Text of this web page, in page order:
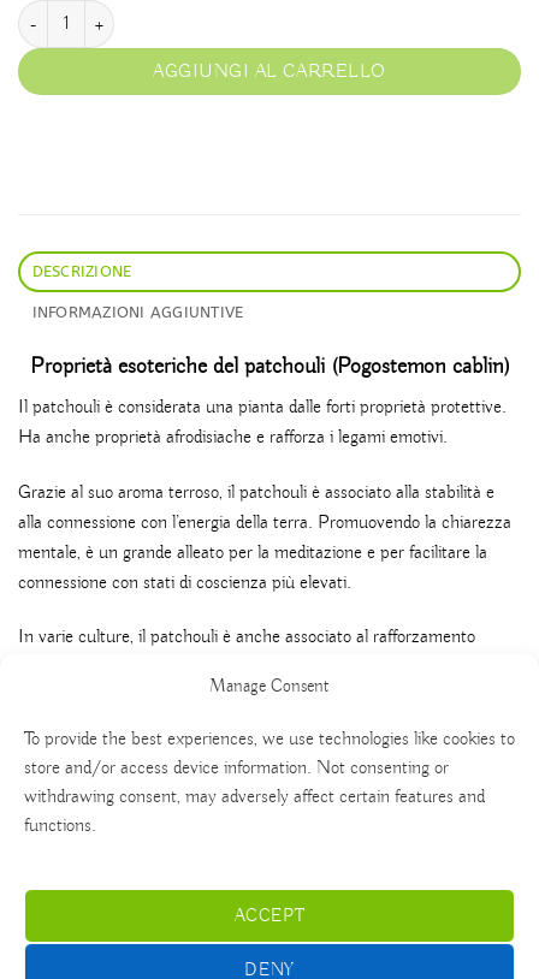
Manage Consent
To provide the best experiences, we use technologies like cookies to
store and/or access device information. Not consenting or
withdrawing consent, may adversely affect certain features and
functions.
ACCEPT
DENY
Patchouli quantità
AGGIUNGI AL CARRELLO
DESCRIZIONE
INFORMAZIONI AGGIUNTIVE
Proprietà esoteriche del patchouli (Pogostemon cablin)
Il patchouli è considerata una pianta dalle forti proprietà protettive.
Ha anche proprietà afrodisiache e rafforza i legami emotivi.
Grazie al suo aroma terroso, il patchouli è associato alla stabilità e
alla connessione con l’energia della terra. Promuovendo la chiarezza
mentale, è un grande alleato per la meditazione e per facilitare la
connessione con stati di coscienza più elevati.
In varie culture, il patchouli è anche associato al rafforzamento
English Español Deutsch
Italiano